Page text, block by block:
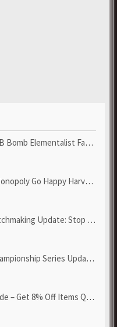
Fast - Grab POE Curren...
Happy Harvest with Looney Tun...
Stop Failed - Grab Bluep...
Series Update! Get Cheap & ...
8% Off Items Quickly to Test ...